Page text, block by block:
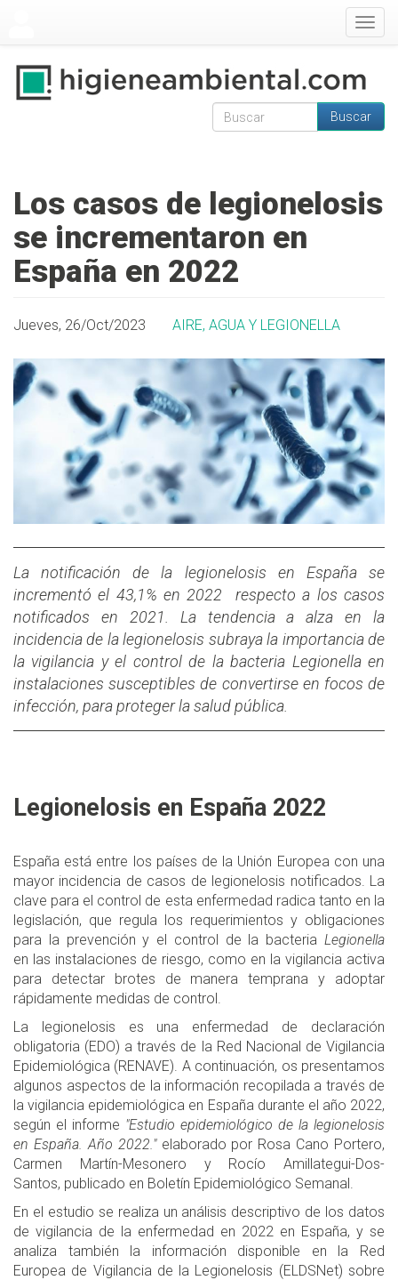
Formulario de
Buscar
Los casos de legionelosis
se incrementaron en
España en 2022
Jueves, 26/Oct/2023 AIRE, AGUA Y LEGIONELLA
La notificación de la legionelosis en España se
incrementó el 43,1% en 2022 respecto a los casos
notificados en 2021. La tendencia a alza en la
incidencia de la legionelosis subraya la importancia de
la vigilancia y el control de la bacteria Legionella en
instalaciones susceptibles de convertirse en focos de
infección, para proteger la salud pública.
Legionelosis en España 2022
España está entre los países de la Unión Europea con una
mayor incidencia de casos de legionelosis notificados. La
clave para el control de esta enfermedad radica tanto en la
legislación, que regula los requerimientos y obligaciones
para la prevención y el control de la bacteria Legionella
en las instalaciones de riesgo, como en la vigilancia activa
para detectar brotes de manera temprana y adoptar
rápidamente medidas de control.
La legionelosis es una enfermedad de declaración
obligatoria (EDO) a través de la Red Nacional de Vigilancia
Epidemiológica (RENAVE). A continuación, os presentamos
algunos aspectos de la información recopilada a través de
la vigilancia epidemiológica en España durante el año 2022,
según el informe "Estudio epidemiológico de la legionelosis
en España. Año 2022."elaborado por Rosa Cano Portero,
Carmen Martín-Mesonero y Rocío Amillategui-Dos-
Santos, publicado en Boletín Epidemiológico Semanal.
En el estudio se realiza un análisis descriptivo de los datos
de vigilancia de la enfermedad en 2022 en España, y se
analiza también la información disponible en la Red
Europea de Vigilancia de la Legionelosis (ELDSNet) sobre